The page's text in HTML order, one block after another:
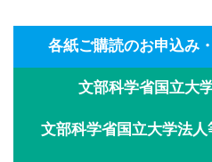
各紙ご購読のお申込み
文部科学省国立大
文部科学省国立大学法